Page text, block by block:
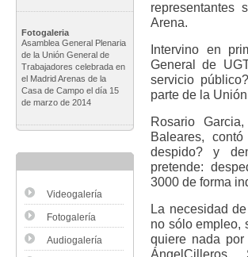
Fotogaleria
Asamblea General Plenaria
de la Unión General de
Trabajadores celebrada en
el Madrid Arenas de la
Casa de Campo el día 15
de marzo de 2014
Videogalería
Fotogalería
Audiogalería
representantes
Arena.
Intervino en
General de
servicio
parte de la
Rosario
Baleares,
despido? y
pretende:
3000 de forma
La necesidad
no sólo empleo,
quiere nada